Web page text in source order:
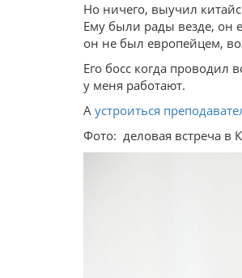
Но ничего, выучил
Ему были рады везде, он
он не был европейцем,
Его босс когда проводил
у меня работают.
А устроиться
Фото: деловая встреча в